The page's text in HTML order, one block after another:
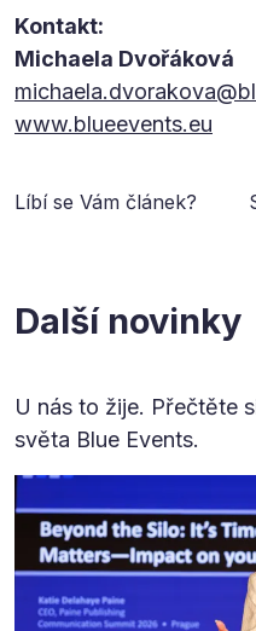
Kontakt:
Michaela Dvořáková
www.blueevents.eu
Líbí se Vám článek?
Další novinky
U nás to žije. Přečtěte
světa Blue Events.